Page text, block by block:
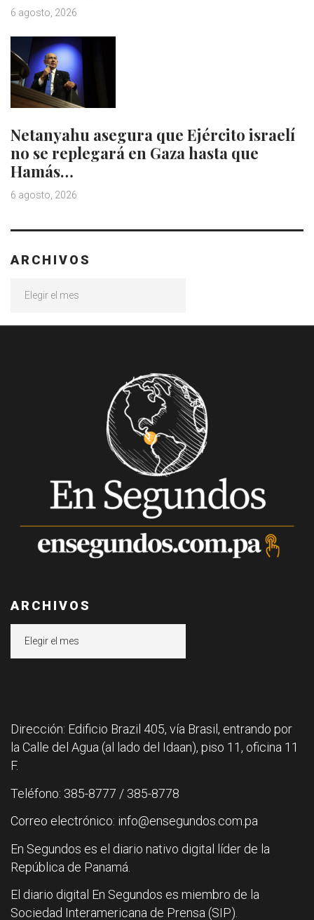
6 agosto, 2026
Netanyahu asegura que Ejército israelí
no se replegará en Gaza hasta que
Hamás…
6 agosto, 2026
ARCHIVOS
ARCHIVOS
Dirección: Edificio Brazil 405, vía Brasil, entrando por
la Calle del Agua (al lado del Idaan), piso 11, oficina 11
F.
Teléfono: 385-8777 / 385-8778
Correo electrónico: info@ensegundos.com.pa
En Segundos es el diario nativo digital líder de la
República de Panamá.
El diario digital En Segundos es miembro de la
Sociedad Interamericana de Prensa (SIP).